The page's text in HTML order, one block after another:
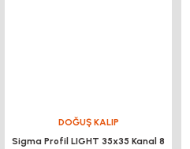
DOĞUŞ KALIP
Sigma Profil LIGHT 35x35 Kanal 8